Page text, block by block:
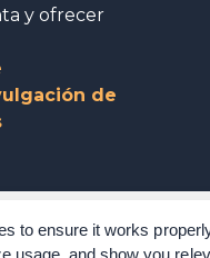
to ensure it works
usage, and show you
y ofrecer
de